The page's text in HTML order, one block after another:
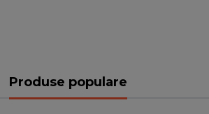
Produse populare